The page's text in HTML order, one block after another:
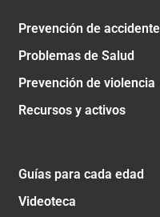
Prevención de
Problemas de Salud
Prevención de violencia
Recursos y activos
Guías para cada edad
Videoteca